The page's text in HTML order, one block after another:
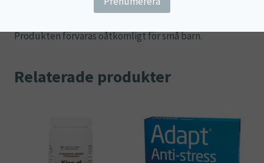
Rekommenderad dos bör ej överskridas.
Produkten förvaras oåtkomligt för små barn.
Relaterade produkter